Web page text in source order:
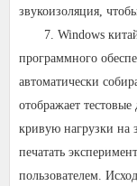
звукоизоляция,
7. Windows
программного
автоматически
отображает
кривую нагрузки на
печатать
пользователем.